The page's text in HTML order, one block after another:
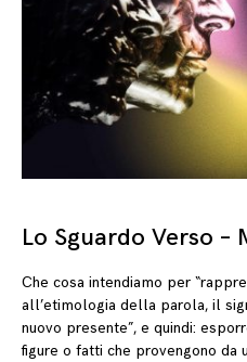
Lo Sguardo Verso –
Che cosa intendiamo per
all’etimologia della parola, il
nuovo presente”, e quindi:
figure o fatti che provengono da